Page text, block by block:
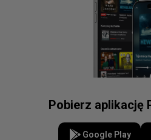
Pobierz aplikację
Google Play